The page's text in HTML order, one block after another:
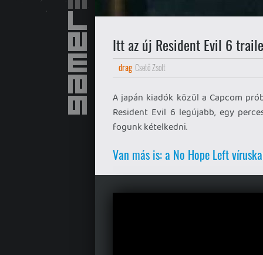
Itt az új Resident Evil 6
drag Csető Zsolt
A japán kiadók közül a Capcom
Resident Evil 6 legújabb, egy
fogunk kételkedni.
Van más is: a No Hope Left